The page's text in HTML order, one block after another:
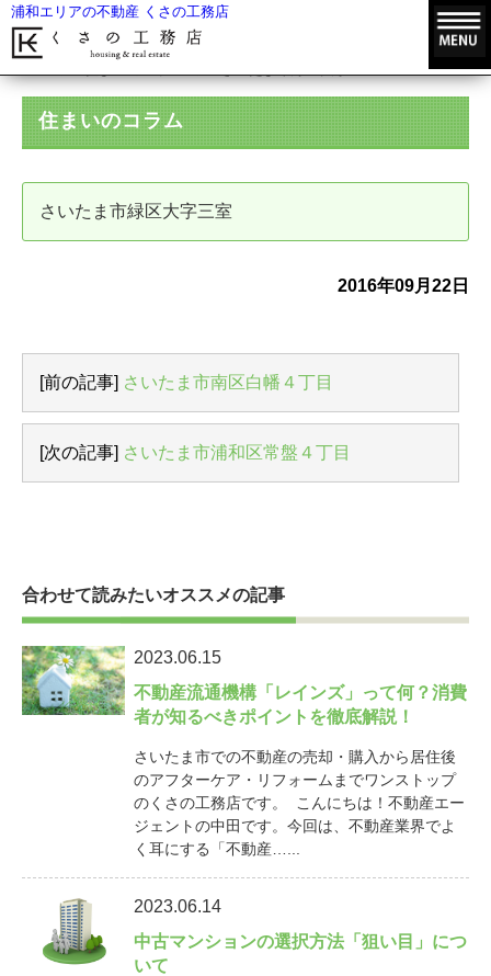
浦和エリアの不動産 くさの工務店
住まいのコラム
さいたま市緑区大字三室
2016年09月22日
[前の記事] さいたま市南区白幡４丁目
[次の記事] さいたま市浦和区常盤４丁目
合わせて読みたいオススメの記事
2023.06.15
不動産流通機構「レインズ」って何？消費
者が知るべきポイントを徹底解説！
さいたま市での不動産の売却・購入から居住後
のアフターケア・リフォームまでワンストップ
のくさの工務店です。 こんにちは！不動産エー
ジェントの中田です。今回は、不動産業界でよ
く耳にする「不動産…...
2023.06.14
中古マンションの選択方法「狙い目」につ
いて